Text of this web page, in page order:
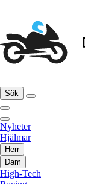
Sök
Nyheter
Hjälmar
Herr
Dam
High-Tech